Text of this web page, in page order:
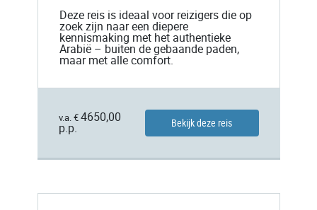
Deze reis is ideaal voor reizigers die op
zoek zijn naar een diepere
kennismaking met het authentieke
Arabië – buiten de gebaande paden,
maar met alle comfort.
v.a. € 4650,00
p.p.
Bekijk deze reis